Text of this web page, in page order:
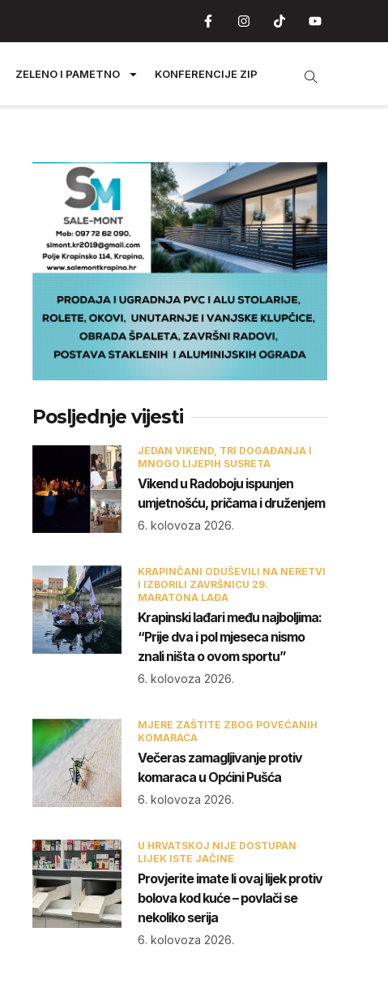
ZELENO I PAMETNO KONFERENCIJE ZIP
Posljednje vijesti
JEDAN VIKEND, TRI DOGAĐANJA I
MNOGO LIJEPIH SUSRETA
Vikend u Radoboju ispunjen
umjetnošću, pričama i druženjem
6. kolovoza 2026.
KRAPINČANI ODUŠEVILI NA NERETVI
I IZBORILI ZAVRŠNICU 29.
MARATONA LAĐA
Krapinski lađari među najboljima:
“Prije dva i pol mjeseca nismo
znali ništa o ovom sportu”
6. kolovoza 2026.
MJERE ZAŠTITE ZBOG POVEĆANIH
KOMARACA
Večeras zamagljivanje protiv
komaraca u Općini Pušća
6. kolovoza 2026.
U HRVATSKOJ NIJE DOSTUPAN
LIJEK ISTE JAČINE
Provjerite imate li ovaj lijek protiv
bolova kod kuće – povlači se
nekoliko serija
6. kolovoza 2026.